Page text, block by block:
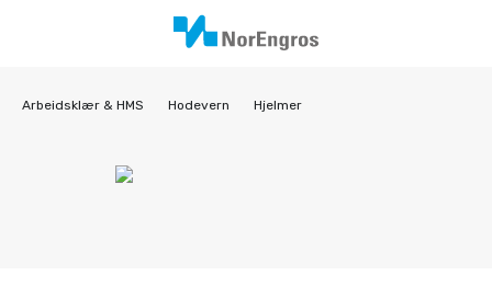
Arbeidsklær & HMS Hodevern Hjelmer